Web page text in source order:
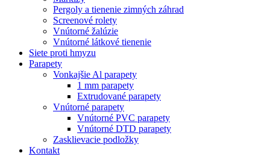
Pergoly a tienenie zimných záhrad
Screenové rolety
Vnútorné žalúzie
Vnútorné látkové tienenie
Siete proti hmyzu
Parapety
Vonkajšie Al parapety
1 mm parapety
Extrudované parapety
Vnútorné parapety
Vnútorné PVC parapety
Vnútorné DTD parapety
Zasklievacie podložky
Kontakt